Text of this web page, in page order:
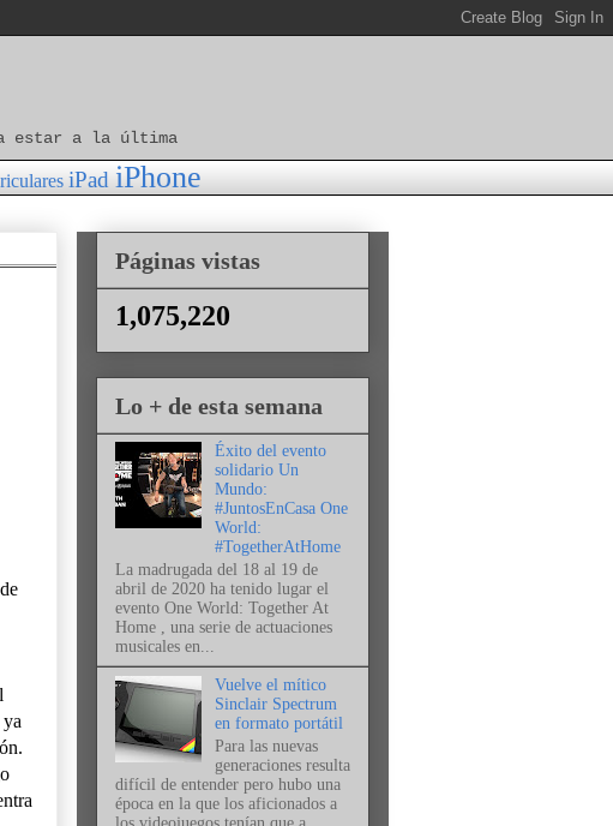
estar a la última
iPad iPhone
Páginas vistas
1,075,220
Lo + de esta semana
Éxito del evento
solidario Un
Mundo:
#JuntosEnCasa One
World:
#TogetherAtHome
La madrugada del 18 al 19 de
abril de 2020 ha tenido lugar el
evento One World: Together At
Home , una serie de actuaciones
musicales en...
Vuelve el mítico
Sinclair Spectrum
en formato portátil
Para las nuevas
generaciones resulta
difícil de entender pero hubo una
época en la que los aficionados a